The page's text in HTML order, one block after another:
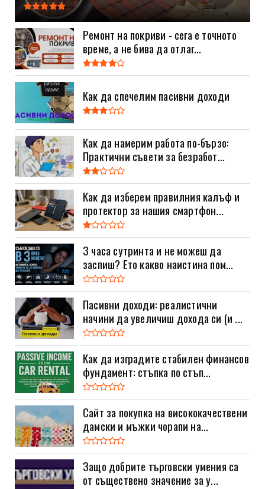
Ремонт на покриви - сега е точното
време, а не бива да отлаг...
Как да спечелим пасивни доходи
Как да намерим работа по-бързо:
Практични съвети за безработ...
Как да изберем правилния калъф и
протектор за нашия смартфон...
3 часа сутринта и не можеш да
заспиш? Ето какво наистина пом...
Пасивни доходи: реалистични
начини да увеличиш дохода си (и ...
Как да изградите стабилен финансов
фундамент: стъпка по стъп...
Сайт за покупка на висококачествени
дамски и мъжки чорапи на...
Защо добрите търговски умения са
от съществено значение за у...